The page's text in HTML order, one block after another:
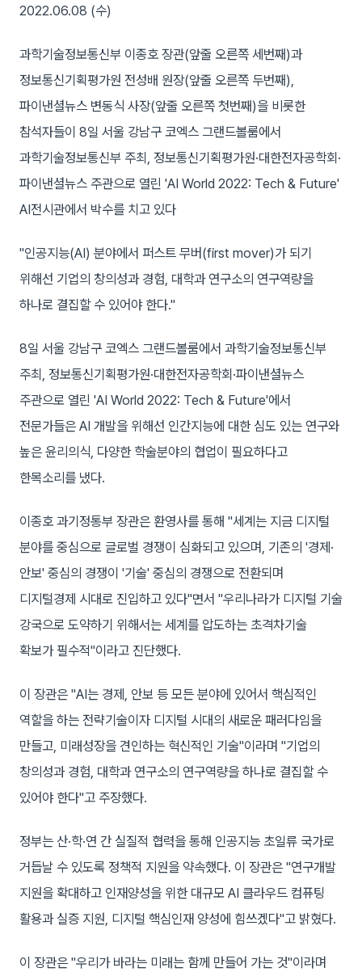
2022.06.08 (수)
과학기술정보통신부 이종호 장관(앞줄 오른쪽 세번째)과
정보통신기획평가원 전성배 원장(앞줄 오른쪽 두번째),
파이낸셜뉴스 변동식 사장(앞줄 오른쪽 첫번째)을 비롯한
참석자들이 8일 서울 강남구 코엑스 그랜드볼룸에서
과학기술정보통신부 주최, 정보통신기획평가원·대한전자공학회·
파이낸셜뉴스 주관으로 열린 'AI World 2022: Tech & Future'
AI전시관에서 박수를 치고 있다
"인공지능(AI) 분야에서 퍼스트 무버(first mover)가 되기
위해선 기업의 창의성과 경험, 대학과 연구소의 연구역량을
하나로 결집할 수 있어야 한다."
8일 서울 강남구 코엑스 그랜드볼룸에서 과학기술정보통신부
주최, 정보통신기획평가원·대한전자공학회·파이낸셜뉴스
주관으로 열린 'AI World 2022: Tech & Future'에서
전문가들은 AI 개발을 위해선 인간지능에 대한 심도 있는 연구와
높은 윤리의식, 다양한 학술분야의 협업이 필요하다고
한목소리를 냈다.
이종호 과기정통부 장관은 환영사를 통해 "세계는 지금 디지털
분야를 중심으로 글로벌 경쟁이 심화되고 있으며, 기존의 '경제·
안보' 중심의 경쟁이 '기술' 중심의 경쟁으로 전환되며
디지털경제 시대로 진입하고 있다"면서 "우리나라가 디지털 기술
강국으로 도약하기 위해서는 세계를 압도하는 초격차기술
확보가 필수적"이라고 진단했다.
이 장관은 "AI는 경제, 안보 등 모든 분야에 있어서 핵심적인
역할을 하는 전략기술이자 디지털 시대의 새로운 패러다임을
만들고, 미래성장을 견인하는 혁신적인 기술"이라며 "기업의
창의성과 경험, 대학과 연구소의 연구역량을 하나로 결집할 수
있어야 한다"고 주장했다.
정부는 산·학·연 간 실질적 협력을 통해 인공지능 초일류 국가로
거듭날 수 있도록 정책적 지원을 약속했다. 이 장관은 "연구개발
지원을 확대하고 인재양성을 위한 대규모 AI 클라우드 컴퓨팅
활용과 실증 지원, 디지털 핵심인재 양성에 힘쓰겠다"고 밝혔다.
이 장관은 "우리가 바라는 미래는 함께 만들어 가는 것"이라며